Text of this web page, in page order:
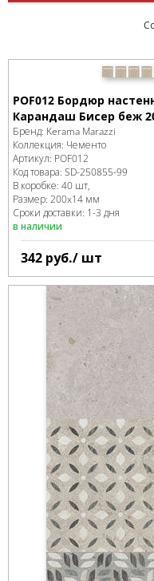
POF012 Бордюр
Карандаш Бисер беж
Бренд: Kerama Marazzi
Коллекция: Чементо
Артикул: POF012
Код товара: SD-250855-99
В коробке: 40 шт,
Размер: 200x14 мм
Сроки доставки: 1-3 дня
в наличии
342 руб./ шт